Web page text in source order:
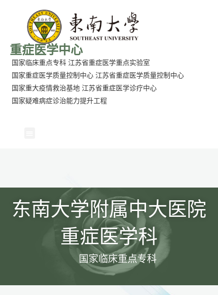
重症医学中心
国家临床重点专科 江苏省重症医学重点实验室
国家重症医学质量控制中心 江苏省重症医学质量控制中心
国家重大疫情救治基地 江苏省重症医学诊疗中心
国家疑难病症诊治能力提升工程
东南大学附属中大医院
重症医学科
国家临床重点专科